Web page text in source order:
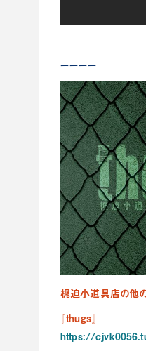
ーーーー
梶迫小道具店の他
『thugs』
https://